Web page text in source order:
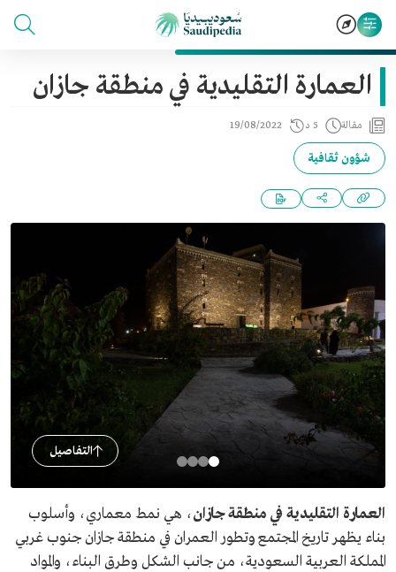
العمارة التقليدية في منطقة جازان
مقالة 5 د 19/08/2022
شؤون ثقافية
التفاصيل
العمارة التقليدية في منطقة جازان، هي نمط معماري، وأسلوب
بناء يظهر تاريخ المجتمع وتطور العمران في منطقة جازان جنوب غربي
المملكة العربية السعودية، من جانب الشكل وطرق البناء، والمواد